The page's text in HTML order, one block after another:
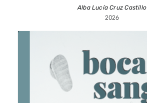
Alba Lucía Cruz Castillo
2026